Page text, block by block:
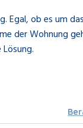
Egal, ob es um das
der Wohnung